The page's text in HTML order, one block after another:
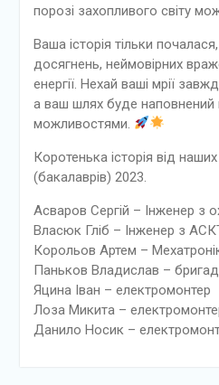
порозі захопливого світу
Ваша історія тільки
досягнень, неймовірних
енергії. Нехай ваші мрії
а ваш шлях буде наповнений
можливостями.
Коротенька історія від
(бакалаврів) 2023.
Асваров Сергій – Інженер з
Власюк Гліб – Інженер з
Корольов Артем –
Паньков Владислав –
Яцина Іван – електромонтер
Лоза Микита –
Данило Носик –